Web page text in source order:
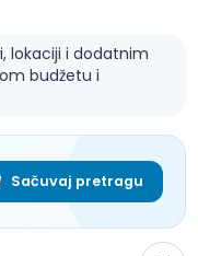
lokaciji i dodatnim
budžetu i
Sačuvaj pretragu